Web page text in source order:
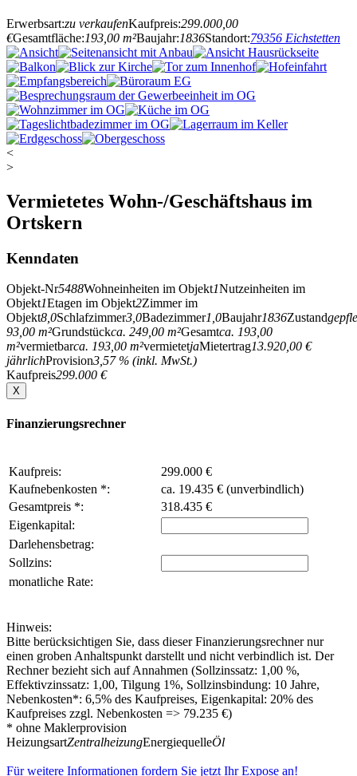
Erwerbsart:zu verkaufenKaufpreis:299.000,00
€Gesamtfläche:193,00 m²Baujahr:1836Standort:79356 Eichstetten
<
>
Vermietetes Wohn-/Geschäftshaus im
Ortskern
Kenndaten
Objekt-Nr5488Wohneinheiten im Objekt1Nutzeinheiten im
Objekt1Etagen im Objekt2Zimmer im
Objekt8,0Schlafzimmer3,0Badezimmer1,0Baujahr1836Zustand
93,00 m²Grundstückca. 249,00 m²Gesamtca. 193,00
m²vermietbarca. 193,00 m²vermietetjaMietertrag13.920,00 €
jährlichProvision3,57 % (inkl. MwSt.)
Kaufpreis299.000 €
X
Finanzierungsrechner
Kaufpreis:
299.000 €
Kaufnebenkosten *:
ca. 19.435 € (unverbindlich)
Gesamtpreis *:
318.435 €
Eigenkapital:
Darlehensbetrag:
Sollzins:
monatliche Rate:
Hinweis:
Bitte berücksichtigen Sie, dass dieser Finanzierungsrechner nur
einen groben Anhaltspunkt darstellt und nicht verbindlich ist. Der
Rechner bezieht sich auf Annahmen (Sollzinssatz: 1,00 %,
Effektivzinssatz: 1,00, Tilgung 1%, Sollzinsbindung: 10 Jahre,
Nebenkosten*: 6,5% des Kaufpreises, Eigenkapital: 20% des
Kaufpreises zzgl. Nebenkosten => 79.235 €)
* ohne Maklerprovision
HeizungsartZentralheizungEnergiequelleÖl
Für weitere Informationen fordern Sie jetzt Ihr Expose an!